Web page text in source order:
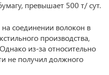
превышает 500 т/ сут.
соединении волокон в
производства,
из-за относительно
не получил должного